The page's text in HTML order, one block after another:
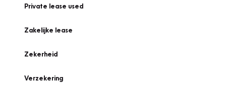
Private lease used
Zakelijke lease
Zekerheid
Verzekering